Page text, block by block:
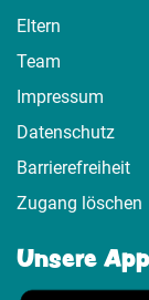
Eltern
Team
Impressum
Datenschutz
Barrierefreiheit
Zugang löschen
Unsere